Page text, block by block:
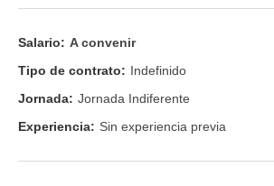
Salario: A convenir
Tipo de contrato: Indefinido
Jornada: Jornada Indiferente
Experiencia: Sin experiencia previa